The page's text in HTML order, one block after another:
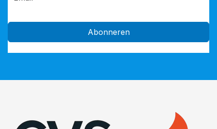
Abonneren